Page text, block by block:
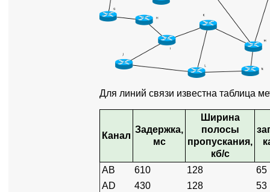
Для линий связи известна таблица
Канал
Задержка,
мс
Ширина
полосы
пропускания,
кб/с
AB 610 128
65
AD
430 128 53